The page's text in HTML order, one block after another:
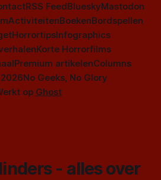
RSS FeedBlueskyMastodon
ActiviteitenBoekenBordspellen
HorrortipsInfographics
Korte Horrorfilms
Premium artikelenColumns
No Geeks, No Glory
op Ghost
- alles over